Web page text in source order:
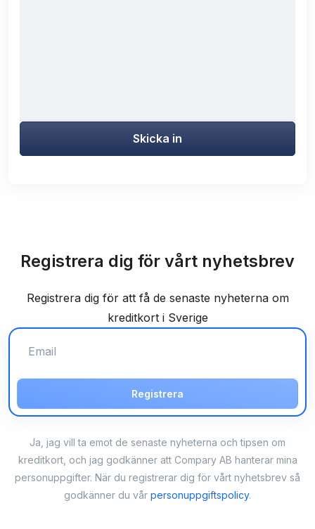
Skicka in
Registrera dig för vårt nyhetsbrev
Registrera dig för att få de senaste nyheterna om
kreditkort i Sverige
Registrera
Ja, jag vill ta emot de senaste nyheterna och tipsen om
kreditkort, och jag godkänner att Compary AB hanterar mina
personuppgifter. När du registrerar dig för vårt nyhetsbrev så
godkänner du vår personuppgiftspolicy.